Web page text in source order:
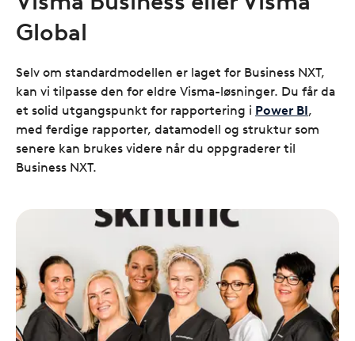
Global
Selv om standardmodellen er laget for Business NXT,
kan vi tilpasse den for eldre Visma-løsninger. Du får da
et solid utgangspunkt for rapportering i Power BI,
med ferdige rapporter, datamodell og struktur som
senere kan brukes videre når du oppgraderer til
Business NXT.